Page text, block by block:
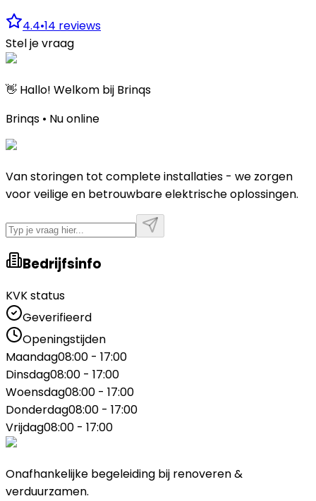
4.4•14 reviews
Stel je vraag
👋 Hallo! Welkom bij Brinqs
Brinqs • Nu online
Van storingen tot complete installaties - we zorgen
voor veilige en betrouwbare elektrische oplossingen.
Bedrijfsinfo
KVK status
Geverifieerd
Openingstijden
Maandag08:00 - 17:00
Dinsdag08:00 - 17:00
Woensdag08:00 - 17:00
Donderdag08:00 - 17:00
Vrijdag08:00 - 17:00
Onafhankelijke begeleiding bij renoveren &
verduurzamen.